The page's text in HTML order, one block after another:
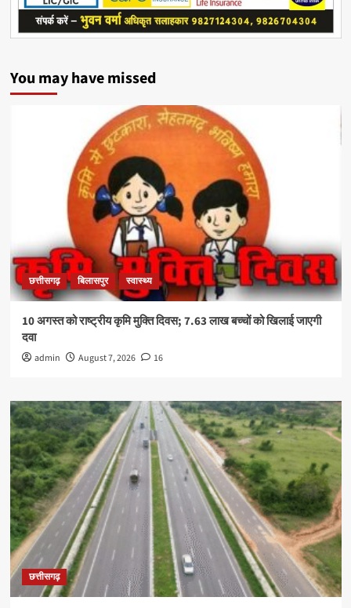
You may have missed
छत्तीसगढ़ बिलासपुर स्वास्थ्य
10 अगस्त को राष्ट्रीय कृमि मुक्ति दिवस; 7.63 लाख बच्चों को खिलाई जाएगी
दवा
admin August 7, 2026 16
छत्तीसगढ़